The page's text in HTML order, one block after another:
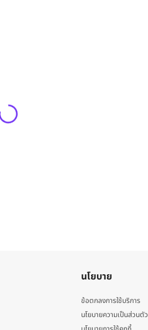
นโยบาย
ข้อตกลงการใช้บริการ
นโยบายความเป็นส่วนตัว